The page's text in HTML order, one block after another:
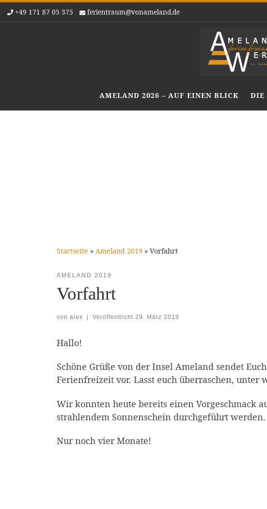
Zum Inhalt springen
+49 171 87 05 375 ferientraum@vonameland.de
AMELAND 2026 – AUF EINEN BLICK DIE
Startseite » Ameland 2019 » Vorfahrt
AMELAND 2019
Vorfahrt
von alex | Veröffentlicht 29. März 2019
Hallo!
Schöne Grüße von der Insel Ameland sendet
Ferienfreizeit vor. Lasst euch überraschen,
Wir konnten heute bereits einen Vorgeschmack
strahlendem Sonnenschein durchgeführt werden.
Nur noch vier Monate!